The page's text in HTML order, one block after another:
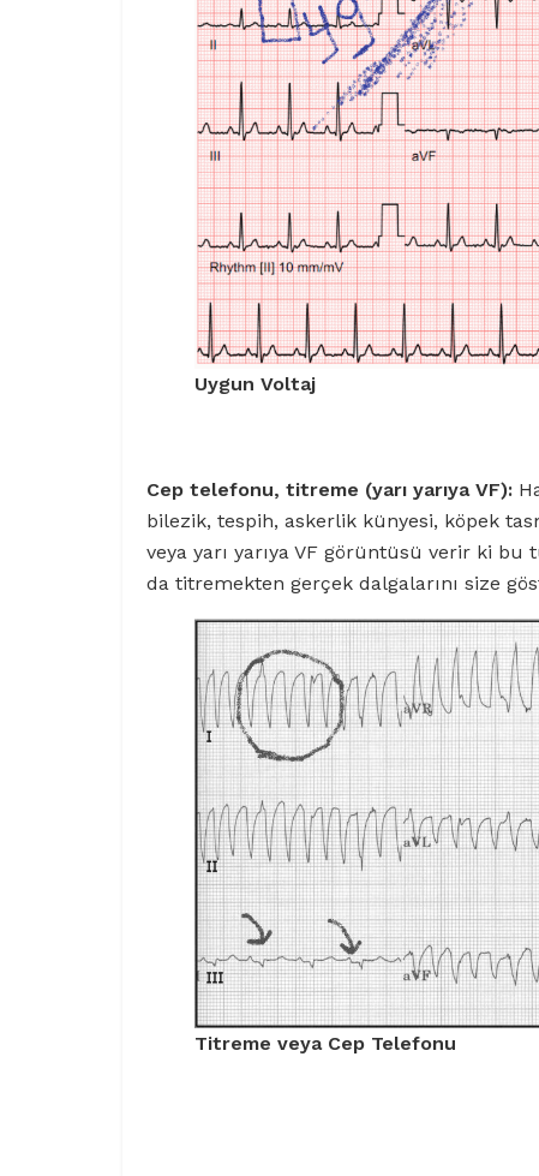
Uygun Voltaj
Cep telefonu, titreme (yarı yarıya VF):
bilezik, tespih, askerlik künyesi, köpek
veya yarı yarıya VF görüntüsü verir ki
da titremekten gerçek dalgalarını size
Titreme veya Cep Telefonu